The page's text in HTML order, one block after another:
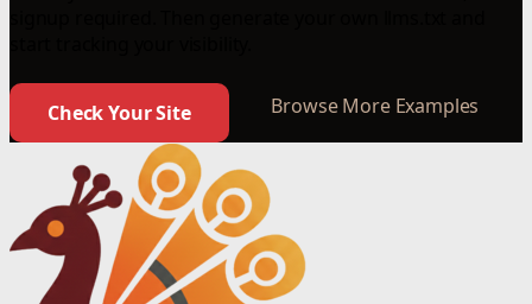
Check Your Site Browse More Examples